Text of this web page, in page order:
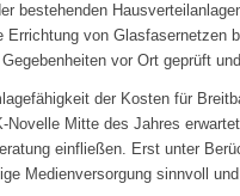
bestehenden
von Glasfasernetzen
vor Ort geprüft
der Kosten für
Mitte des Jahres
einfließen. Erst unter
Medienversorgung sinnvoll